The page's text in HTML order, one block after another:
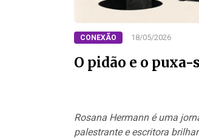
CONEXÃO 18/05/2026
O pidão e o puxa-
Rosana Hermann é uma
palestrante e escritora